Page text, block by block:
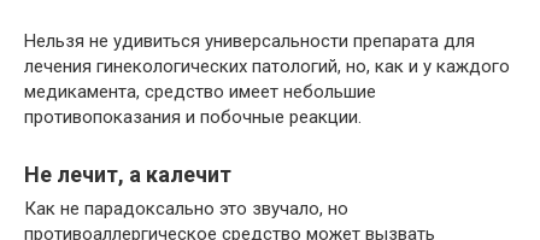
Нельзя не удивиться универсальности препарата для
лечения гинекологических патологий, но, как и у каждого
медикамента, средство имеет небольшие
противопоказания и побочные реакции.
Не лечит, а калечит
Как не парадоксально это звучало, но
противоаллергическое средство может вызвать